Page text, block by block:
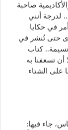
صاحبة
لدرجة أنني
في حكايا
حتى تُنشر في
كتاب
أن تسعفنا به
على الشتاء
جاء فيها: